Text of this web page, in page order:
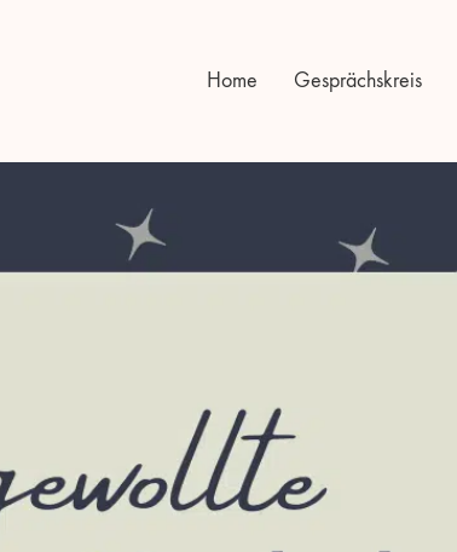
Home Gesprächskreis